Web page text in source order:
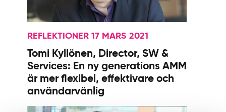
REFLEKTIONER 17 MARS 2021
Tomi Kyllönen, Director, SW &
Services: En ny generations AMM
är mer flexibel, effektivare och
användarvänlig